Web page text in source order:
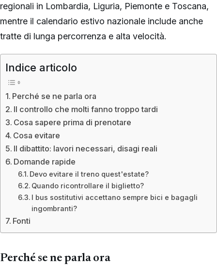
regionali in Lombardia, Liguria, Piemonte e Toscana,
mentre il calendario estivo nazionale include anche
tratte di lunga percorrenza e alta velocità.
Indice articolo
Perché se ne parla ora
Il controllo che molti fanno troppo tardi
Cosa sapere prima di prenotare
Cosa evitare
Il dibattito: lavori necessari, disagi reali
Domande rapide
Devo evitare il treno quest'estate?
Quando ricontrollare il biglietto?
I bus sostitutivi accettano sempre bici e bagagli
ingombranti?
Fonti
Perché se ne parla ora